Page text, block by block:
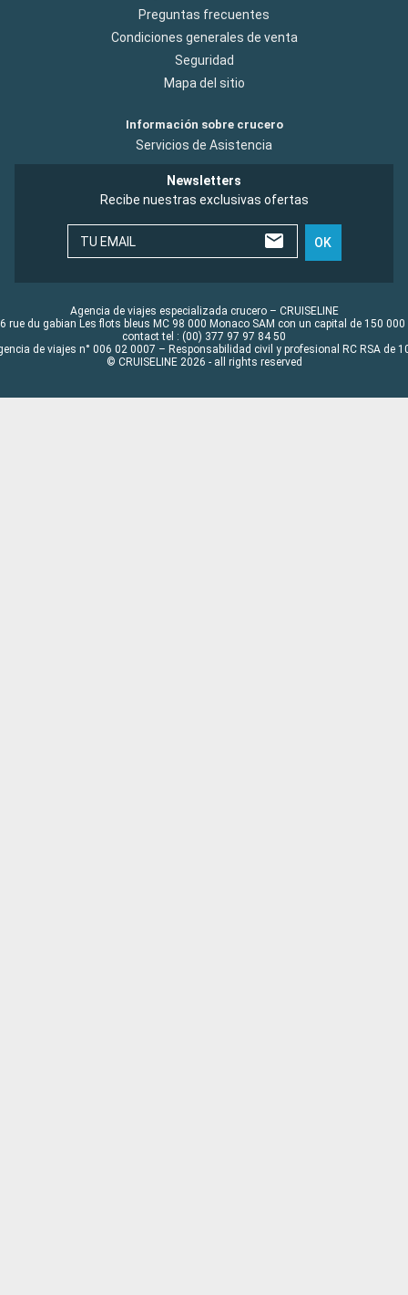
Preguntas frecuentes
Condiciones generales de venta
Seguridad
Mapa del sitio
Información sobre crucero
Servicios de Asistencia
Newsletters
Recibe nuestras exclusivas ofertas
TU EMAIL OK
Agencia de viajes especializada crucero – CRUISELINE
rue du gabian Les flots bleus MC 98 000 Monaco SAM con un capital de 150 000
contact tel : (00) 377 97 97 84 50
de viajes n° 006 02 0007 – Responsabilidad civil y profesional RC RSA de
© CRUISELINE 2026 - all rights reserved